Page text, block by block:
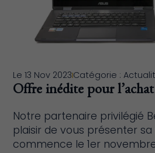
Le 13 Nov 2023Catégorie :
Offre inédite pour l’achat
Notre partenaire privilégié
plaisir de vous présenter
commence le 1er